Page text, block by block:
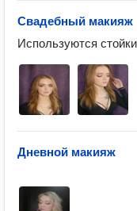
Свадебный макияж
Используются
Дневной макияж